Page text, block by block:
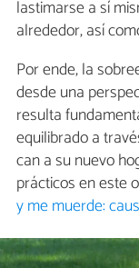
lastimarse a sí
alrededor, así
Por ende, la
desde una
resulta
equilibrado a
can a su nuevo
prácticos en este
y me muerde: